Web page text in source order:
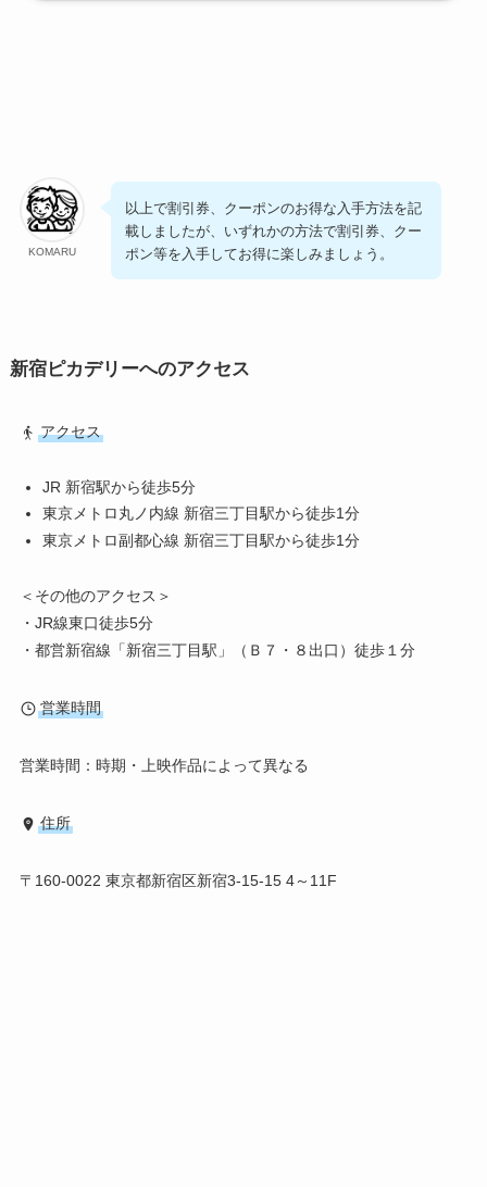
KOMARU
以上で割引券、クーポンのお得な入手方法を記
載しましたが、いずれかの方法で割引券、クー
ポン等を入手してお得に楽しみましょう。
新宿ピカデリーへのアクセス
アクセス
JR 新宿駅から徒歩5分
東京メトロ丸ノ内線 新宿三丁目駅から徒歩1分
東京メトロ副都心線 新宿三丁目駅から徒歩1分
＜その他のアクセス＞
・JR線東口徒歩5分
・都営新宿線「新宿三丁目駅」（Ｂ７・８出口）徒歩１分
営業時間
営業時間：時期・上映作品によって異なる
住所
〒160-0022 東京都新宿区新宿3-15-15 4～11F